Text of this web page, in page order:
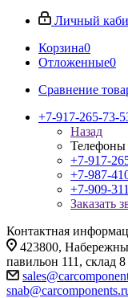
Личный
Корзина0
Отложенные0
Сравнение
+7-917-265-73-
Назад
Телефоны
+7-917-
+7-987-
+7-909-
Заказать
Контактная
423800,
павильон 111, склад 8